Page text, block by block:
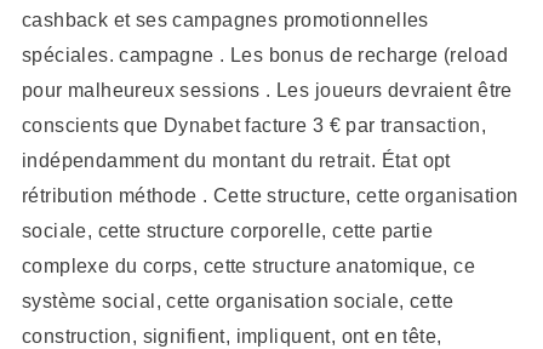
cashback et ses campagnes promotionnelles
spéciales. campagne . Les bonus de recharge (reload
pour malheureux sessions . Les joueurs devraient être
conscients que Dynabet facture 3 € par transaction,
indépendamment du montant du retrait. État opt
rétribution méthode . Cette structure, cette organisation
sociale, cette structure corporelle, cette partie
complexe du corps, cette structure anatomique, ce
système social, cette organisation sociale, cette
construction, signifient, impliquent, ont en tête,